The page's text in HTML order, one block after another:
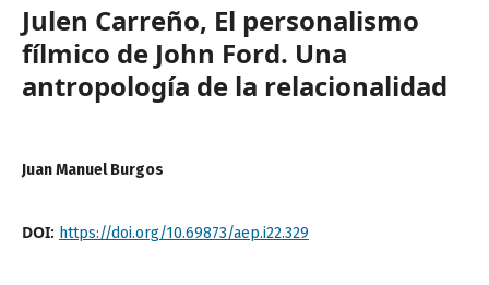
Julen Carreño, El personalismo
fílmico de John Ford. Una
antropología de la relacionalidad
Juan Manuel Burgos
DOI: https://doi.org/10.69873/aep.i22.329